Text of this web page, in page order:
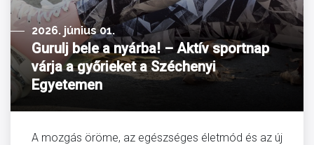
2026. június 01.
Gurulj bele a nyárba! – Aktív sportnap
várja a győrieket a Széchenyi
Egyetemen
A mozgás öröme, az egészséges életmód és az új